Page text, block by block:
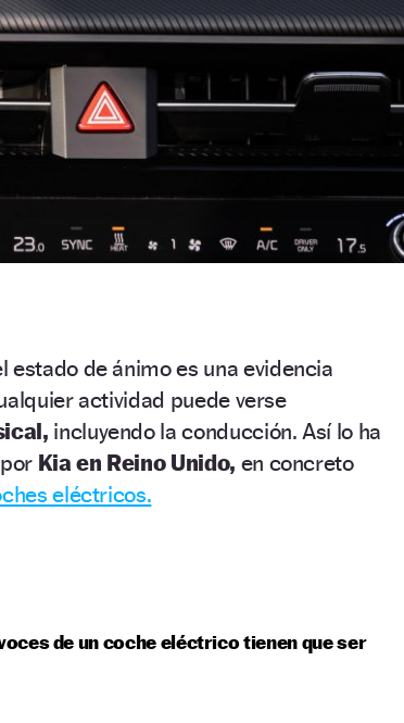
estado de ánimo es una evidencia
actividad puede verse
incluyendo la conducción. Así lo ha
Kia en Reino Unido, en concreto
eléctricos.
de un coche eléctrico tienen que ser